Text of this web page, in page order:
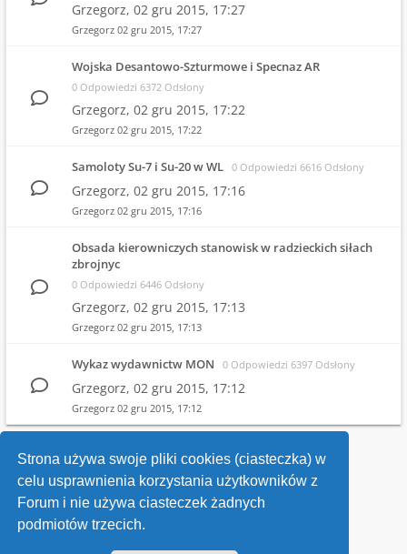
Strona używa swoje pliki cookies (ciasteczka) w
celu usprawnienia korzystania użytkowników z
Forum i nie używa ciasteczek żadnych
podmiotów trzecich.
Grzegorz, 02 gru 2015, 17:27
Grzegorz 02 gru 2015, 17:27
Wojska Desantowo-Szturmowe i Specnaz AR
0 Odpowiedzi 6372 Odsłony
Grzegorz, 02 gru 2015, 17:22
Grzegorz 02 gru 2015, 17:22
Samoloty Su-7 i Su-20 w WL 0 Odpowiedzi 6616 Odsłony
Grzegorz, 02 gru 2015, 17:16
Grzegorz 02 gru 2015, 17:16
Obsada kierowniczych stanowisk w radzieckich siłach
zbrojnyc
0 Odpowiedzi 6446 Odsłony
Grzegorz, 02 gru 2015, 17:13
Grzegorz 02 gru 2015, 17:13
Wykaz wydawnictw MON 0 Odpowiedzi 6397 Odsłony
Grzegorz, 02 gru 2015, 17:12
Grzegorz 02 gru 2015, 17:12
1 2
Wróć do wykazu forów